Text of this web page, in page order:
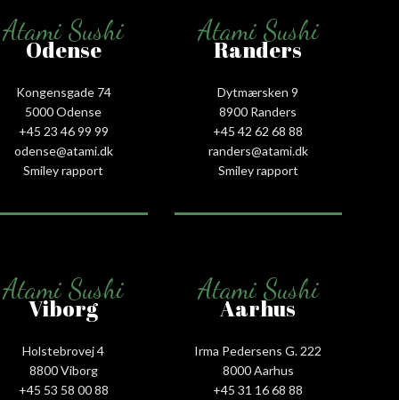
Atami Sushi
Odense
Kongensgade 74
5000 Odense
+45 23 46 99 99
odense@atami.dk
Smiley rapport
Atami Sushi
Randers
Dytmærsken 9
8900 Randers
+45 42 62 68 88
randers@atami.dk
Smiley rapport
Atami Sushi
Viborg
Holstebrovej 4
8800 Viborg
+45 53 58 00 88
Atami Sushi
Aarhus
Irma Pedersens G. 222
8000 Aarhus
+45 31 16 68 88